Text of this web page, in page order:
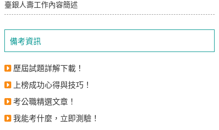
備考資訊
歷屆試題詳解下載！
上榜成功心得與技巧！
考公職精選文章！
我能考什麼，立即測驗！
臺銀人壽工作內容簡述